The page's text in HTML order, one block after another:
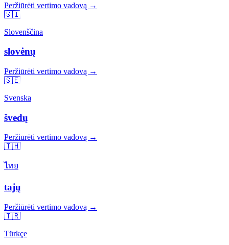
Peržiūrėti vertimo vadovą →
🇸🇮
Slovenščina
slovėnų
Peržiūrėti vertimo vadovą →
🇸🇪
Svenska
švedų
Peržiūrėti vertimo vadovą →
🇹🇭
ไทย
tajų
Peržiūrėti vertimo vadovą →
🇹🇷
Türkçe